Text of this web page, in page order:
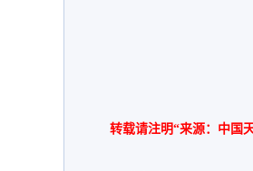
转载请注明“来源：中国